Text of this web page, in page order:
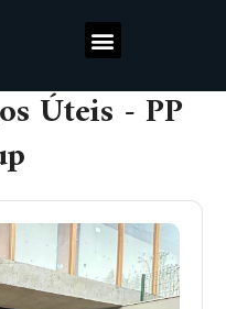
Úteis - PP